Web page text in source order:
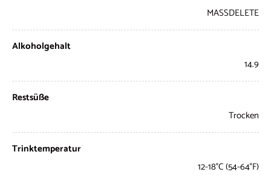
MASSDELETE
Alkoholgehalt
14.9
Restsüße
Trocken
Trinktemperatur
12-18°C (54-64°F)